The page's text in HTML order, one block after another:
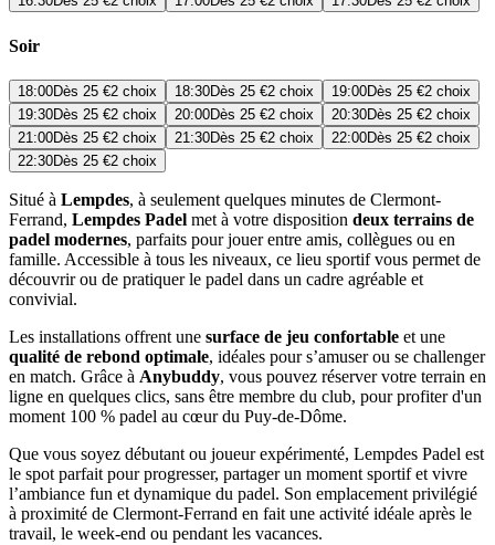
Soir
18:00Dès 25 €2 choix 18:30Dès 25 €2 choix 19:00Dès 25 €2 choix
19:30Dès 25 €2 choix 20:00Dès 25 €2 choix 20:30Dès 25 €2 choix
21:00Dès 25 €2 choix 21:30Dès 25 €2 choix 22:00Dès 25 €2 choix
22:30Dès 25 €2 choix
Situé à Lempdes, à seulement quelques minutes de Clermont-
Ferrand, Lempdes Padel met à votre disposition deux terrains de
padel modernes, parfaits pour jouer entre amis, collègues ou en
famille. Accessible à tous les niveaux, ce lieu sportif vous permet de
découvrir ou de pratiquer le padel dans un cadre agréable et
convivial.
Les installations offrent une surface de jeu confortable et une
qualité de rebond optimale, idéales pour s’amuser ou se challenger
en match. Grâce à Anybuddy, vous pouvez réserver votre terrain en
ligne en quelques clics, sans être membre du club, pour profiter d'un
moment 100 % padel au cœur du Puy-de-Dôme.
Que vous soyez débutant ou joueur expérimenté, Lempdes Padel est
le spot parfait pour progresser, partager un moment sportif et vivre
l’ambiance fun et dynamique du padel. Son emplacement privilégié
à proximité de Clermont-Ferrand en fait une activité idéale après le
travail, le week-end ou pendant les vacances.